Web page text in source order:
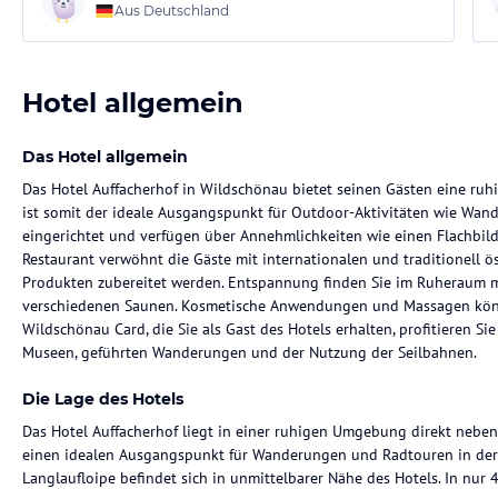
Aus Deutschland
Hotel allgemein
Das Hotel allgemein
Das Hotel Auffacherhof in Wildschönau bietet seinen Gästen eine
ist somit der ideale Ausgangspunkt für Outdoor-Aktivitäten wie
eingerichtet und verfügen über Annehmlichkeiten wie einen
Restaurant verwöhnt die Gäste mit internationalen und traditionell
Produkten zubereitet werden. Entspannung finden Sie im Ruheraum
verschiedenen Saunen. Kosmetische Anwendungen und Massagen
Wildschönau Card, die Sie als Gast des Hotels erhalten, profitieren
Museen, geführten Wanderungen und der Nutzung der Seilbahnen.
Die Lage des Hotels
Das Hotel Auffacherhof liegt in einer ruhigen Umgebung direkt
einen idealen Ausgangspunkt für Wanderungen und Radtouren in
Langlaufloipe befindet sich in unmittelbarer Nähe des Hotels. In nur